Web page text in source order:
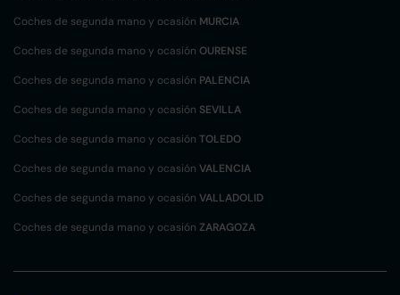
Coches de segunda mano y ocasión MURCIA
Coches de segunda mano y ocasión OURENSE
Coches de segunda mano y ocasión PALENCIA
Coches de segunda mano y ocasión SEVILLA
Coches de segunda mano y ocasión TOLEDO
Coches de segunda mano y ocasión VALENCIA
Coches de segunda mano y ocasión VALLADOLID
Coches de segunda mano y ocasión ZARAGOZA